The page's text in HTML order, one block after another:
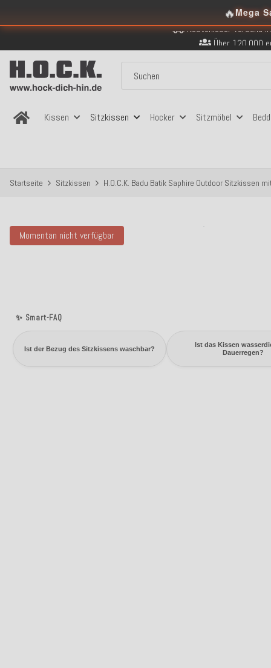
🔥Mega
Kostenloser Versand
Über 120.000
Sicher
Kissen Sitzkissen Hocker Sitzmöbel
Startseite Sitzkissen H.O.C.K. Badu Batik Saphire Outdoor Sitzkissen
Momentan nicht verfügbar
✨ Smart-FAQ
Ist der Bezug des Sitzkissens waschbar?
Ist das Kissen
Dauerregen?